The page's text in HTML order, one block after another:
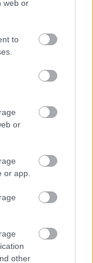
web or
to
or
or app.
other
Dydnia) plasują się na
żywo, transmisja
na naszej stronie zaraz
zajrzyj tutaj:
Krosno > Klasa B, gr. II
Możliwe jednak,
Śledź portal
TOOLS Stal Mielec
|Stal Mielec
|Wisła Kraków